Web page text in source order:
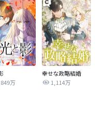
万
幸せな政略結婚
1,114万